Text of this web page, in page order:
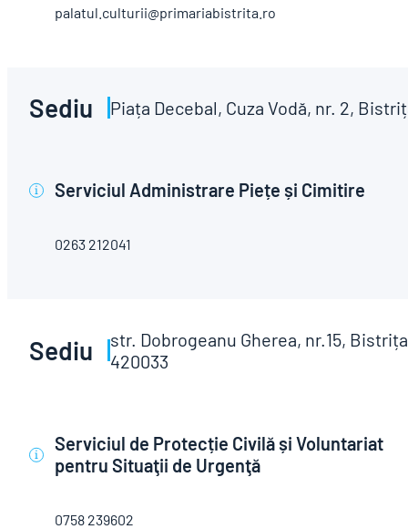
palatul.culturii@primariabistrita.ro
Sediu Piața Decebal, Cuza Vodă, nr. 2,
i Serviciul Administrare Piețe și Cimitire
0263 212041
Sediu
str. Dobrogeanu Gherea, nr.15,
420033
i
Serviciul de Protecție Civilă și Voluntariat
pentru Situaţii de Urgenţă
0758 239602